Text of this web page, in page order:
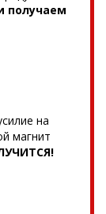
получаем
на
магнит